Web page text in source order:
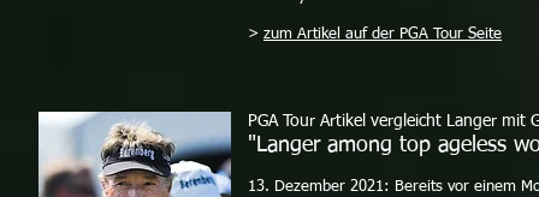
> zum Artikel auf der PGA Tour Seite
PGA Tour Artikel vergleicht Langer mit
"Langer among top ageless
13. Dezember 2021: Bereits vor einem